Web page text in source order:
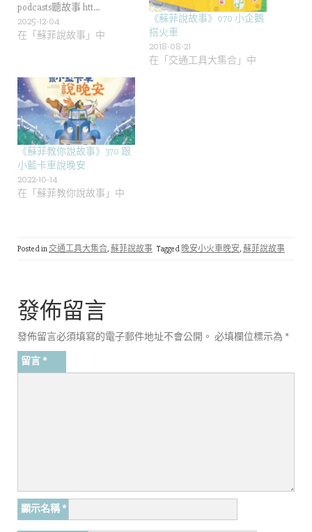
podcasts聽故事 htt…
2025-12-04
在「蘇菲說故事」中
《蘇菲說故事》070 小企鵝
搭火車
2018-08-21
在「交通工具大集合」中
《蘇菲教你說故事》370 跟
小藍卡車說晚安
2022-10-14
在「蘇菲教你說故事」中
Posted in交通工具大集合, 蘇菲說故事 Tagged 晚安小火車晚安, 蘇菲說故事
發佈留言
發佈留言必須填寫的電子郵件地址不會公開。 必填欄位標示為 *
留言 *
顯示名稱 *